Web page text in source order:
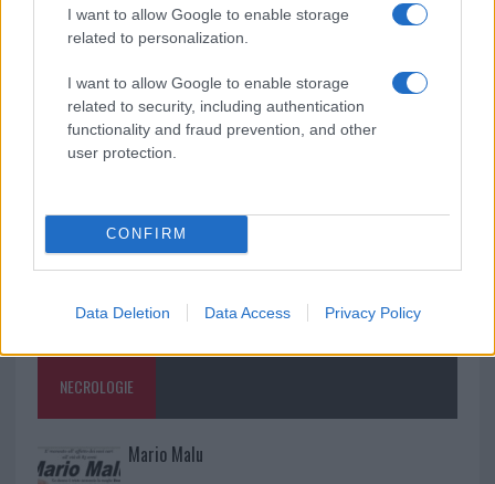
I want to allow Google to enable storage
related to personalization.
I want to allow Google to enable storage
related to security, including authentication
functionality and fraud prevention, and other
user protection.
CONFIRM
Data Deletion Data Access Privacy Policy
la rete elettrica
Monte Pino, via i cancelli del cantiere: la Gallura
ritrova la strada
NECROLOGIE
Mario Malu